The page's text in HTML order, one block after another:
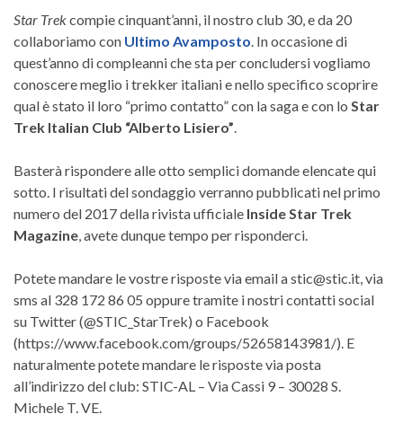
Star Trekcompie cinquant’anni, il nostro club 30, e da 20
collaboriamo con Ultimo Avamposto. In occasione di
quest’anno di compleanni che sta per concludersi vogliamo
conoscere meglio i trekker italiani e nello specifico scoprire
qual è stato il loro “primo contatto” con la saga e con lo Star
Trek Italian Club “Alberto Lisiero”.
Basterà rispondere alle otto semplici domande elencate qui
sotto. I risultati del sondaggio verranno pubblicati nel primo
numero del 2017 della rivista ufficiale Inside Star Trek
Magazine, avete dunque tempo per risponderci.
Potete mandare le vostre risposte via email a stic@stic.it, via
sms al 328 172 86 05 oppure tramite i nostri contatti social
su Twitter (@STIC_StarTrek) o Facebook
(https://www.facebook.com/groups/52658143981/). E
naturalmente potete mandare le risposte via posta
all’indirizzo del club: STIC-AL – Via Cassi 9 – 30028 S.
Michele T. VE.